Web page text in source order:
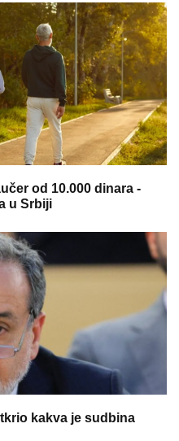
od 10.000 dinara -
u Srbiji
kakva je sudbina